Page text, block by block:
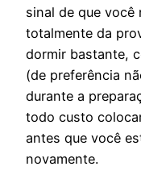
sinal de que você
totalmente da
dormir bastante,
(de preferência
durante a
todo custo
antes que você
novamente.